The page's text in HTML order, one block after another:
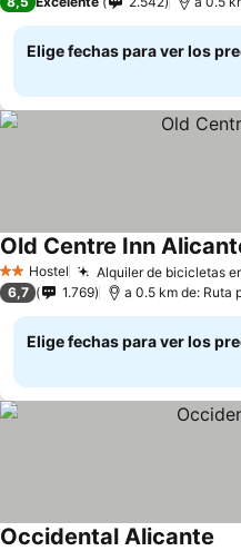
Elige fechas para ver los
2 Estrellas
Hostel Alquiler de bicicletas
Old Centre Inn
6,7 1.769 a 0.5 km de: Ruta
Elige fechas para ver los
Occidental Alicante